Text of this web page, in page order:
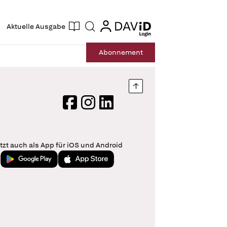
Aktuelle Ausgabe Suche login
login
Abonnement
Nach oben springen
FacebookInstagram
LinkedIn
auch als App für iOS und Android
Jetzt bei Google PlayLaden im App Store